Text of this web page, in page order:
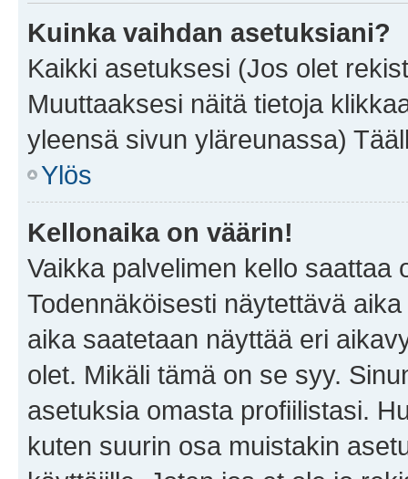
Kuinka vaihdan asetuksiani?
Kaikki asetuksesi (Jos olet
Muuttaaksesi näitä tietoja
yleensä sivun yläreunassa)
Ylös
Kellonaika on väärin!
Vaikka palvelimen kello saattaa
Todennäköisesti näytettävä
aika saatetaan näyttää eri
olet. Mikäli tämä on se syy.
asetuksia omasta profiilistasi.
kuten suurin osa muistakin